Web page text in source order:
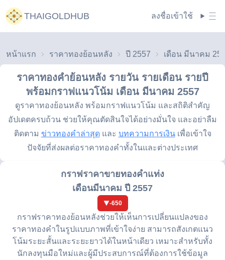
THAIGOLDHUB ลงชื่อเข้าใช้
หน้าแรก ราคาทองย้อนหลัง ปี 2557 เดือน มีนาคม
ราคาทองคำย้อนหลัง รายวัน รายเดือน รายปี
พร้อมกราฟแนวโน้ม เดือน มีนาคม 2557
ดูราคาทองย้อนหลัง พร้อมกราฟแนวโน้ม และสถิติสำคัญ
อัปเดตครบถ้วน ช่วยให้คุณตัดสินใจได้อย่างมั่นใจ และอย่าลืม
ติดตาม ข่าวทองคำล่าสุด และ บทความการเงิน เพื่อเข้าใจ
ปัจจัยที่ส่งผลต่อราคาทองคำทั้งในและต่างประเทศ
กราฟราคาขายทองคำแท่ง
เดือนมีนาคม ปี 2557
-650
กราฟราคาทองย้อนหลังช่วยให้เห็นการเปลี่ยนแปลงของ
ราคาทองคำในรูปแบบภาพที่เข้าใจง่าย สามารถสังเกตแนว
โน้มระยะสั้นและระยะยาวได้ในหน้าเดียว เหมาะสำหรับทั้ง
นักลงทุนมือใหม่และผู้มีประสบการณ์ที่ต้องการใช้ข้อมูล